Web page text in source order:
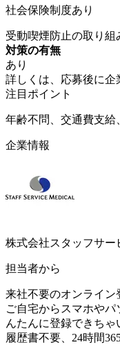
社会保険制度あり
受動喫煙防止の取り組
対策の有無
あり
詳しくは、応募後に企
注目ポイント
年齢不問、交通費支給
企業情報
株式会社スタッフサー
担当者から
来社不要のオンライン
ご自宅からスマホや
んたんに登録できちゃ
履歴書不要、24時間